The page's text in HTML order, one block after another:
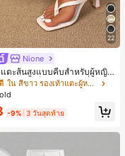
22
Nione
แตะส้นสูงแบบคีบสำหรับผู้หญิง
าสสิก สีบล็อก สไตล์แฟรี่ฤดูร้อ
รองเท้าแตะแบบคีบ รองเท้าแ
บออฟฟิศ บ้าน กลางแจ้ง ดีไซ
ลี่ยม ชิคและหรูหรา สำหรับเดทไ
ใน สีขาว รองเท้าแตะผู้หญิง
-9% 3 วันสุดท้าย